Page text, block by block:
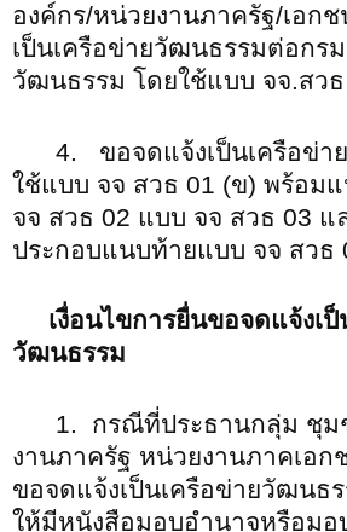
องค์กร/หน่วยงานภาครัฐ/เอก
เป็นเครือข่ายวัฒนธรรมต่อกรม
วัฒนธรรม โดยใช้แบบ จจ.สวธ
4. ขอจดแจ้งเป็นเครือข่า
ใช้แบบ จจ สวธ 01 (ข) พร้อม
จจ สวธ 02 แบบ จจ สวธ 03 แ
ประกอบแนบท้ายแบบ จจ สวธ
เงื่อนไขการยื่นขอจดแจ้งเป็
วัฒนธรรม
1. กรณีที่ประธานกลุ่ม ชุมช
งานภาครัฐ หน่วยงานภาคเอ
ขอจดแจ้งเป็นเครือข่ายวัฒนธ
ให้มีหนังสือมอบอำนาจหรือมอ